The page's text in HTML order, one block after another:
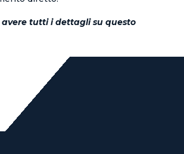
tutti i dettagli su questo